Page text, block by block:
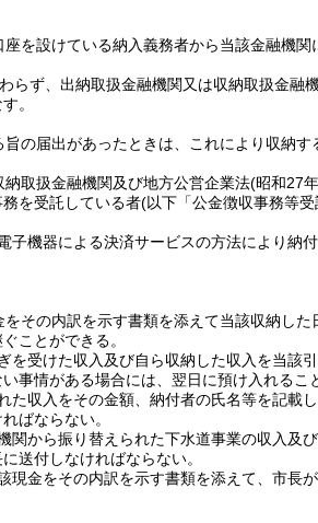
を設けている納入義務者から当該金融機
らず、出納取扱金融機関又は収納取扱金融
。
の届出があったときは、これにより収納す
取扱金融機関及び地方公営企業法(昭和27
を受託している者(以下「公金徴収事務等
子機器による決済サービスの方法により納
その内訳を示す書類を添えて当該収納した
ことができる。
を受けた収入及び自ら収納した収入を当該
事情がある場合には、翌日に預け入れるこ
た収入をその金額、納付者の氏名等を記載
ばならない。
関から振り替えられた下水道事業の収入及
送付しなければならない。
金をその内訳を示す書類を添えて、市長